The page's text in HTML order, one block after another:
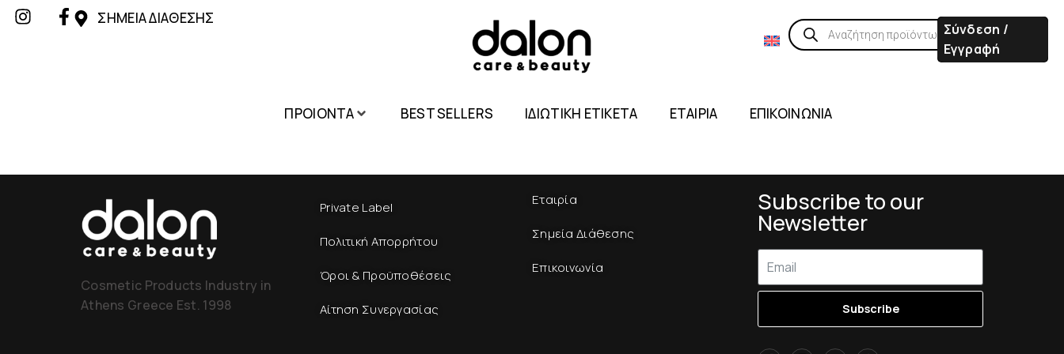
ΣΗΜΕΙΑ ΔΙΑΘΕΣΗΣ
Σύνδεση /
Εγγραφή
ΠΡΟΙΟΝΤΑ BEST SELLERS ΙΔΙΩΤΙΚΗ ΕΤΙΚΕΤΑ ΕΤΑΙΡΙΑ ΕΠΙΚΟΙΝΩΝΙΑ
Cosmetic Products Industry in
Athens Greece Est. 1998
Private Label
Πολιτική Απορρήτου
Όροι & Προϋποθέσεις
Αίτηση Συνεργασίας
Εταιρία
Σημεία Διάθεσης
Επικοινωνία
Subscribe to our
Newsletter
Subscribe